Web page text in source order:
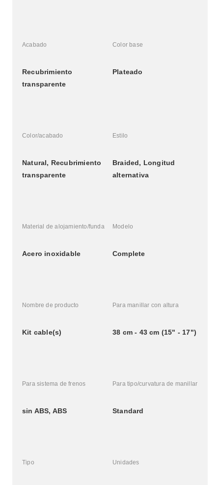
Acabado
Recubrimiento
transparente
Color base
Plateado
Color/acabado
Natural, Recubrimiento
transparente
Estilo
Braided, Longitud
alternativa
Material de alojamiento/funda
Acero inoxidable
Modelo
Complete
Nombre de producto
Kit cable(s)
Para manillar con altura
38 cm - 43 cm (15" - 17")
Para sistema de frenos
sin ABS, ABS
Para tipo/curvatura de manillar
Standard
Tipo Unidades